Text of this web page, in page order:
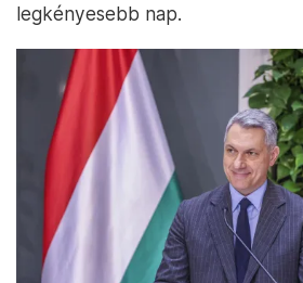
legkényesebb nap.